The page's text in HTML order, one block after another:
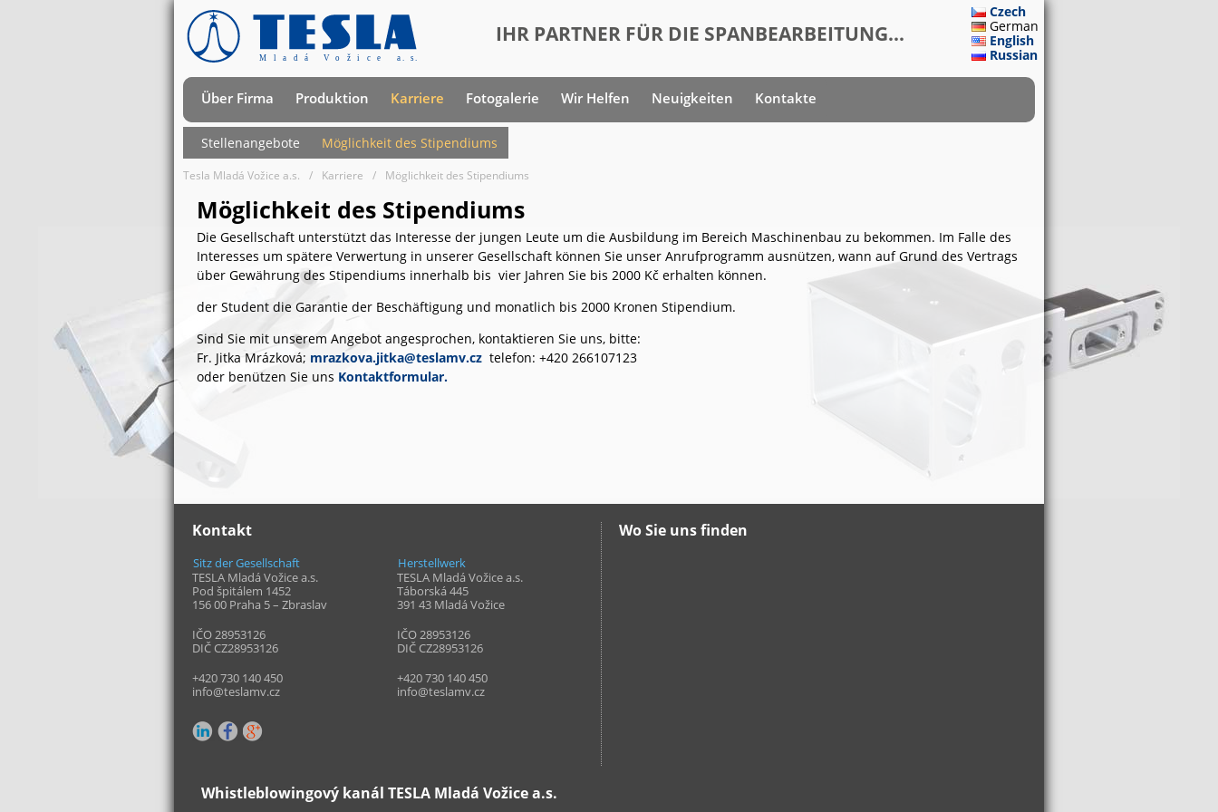
Czech
German
English
Russian
IHR PARTNER FÜR DIE SPANBEARBEITUNG...
Über Firma Produktion Karriere Fotogalerie Wir Helfen Neuigkeiten Kontakte
Stellenangebote Möglichkeit des Stipendiums
Tesla Mladá Vožice a.s. Karriere Möglichkeit des Stipendiums
Möglichkeit des Stipendiums
Die Gesellschaft unterstützt das Interesse der jungen Leute um die Ausbildung im Bereich Maschinenbau zu bekommen. Im Falle des
Interesses um spätere Verwertung in unserer Gesellschaft können Sie unser Anrufprogramm ausnützen, wann auf Grund des Vertrags
über Gewährung des Stipendiums innerhalb bis vier Jahren Sie bis 2000 Kč erhalten können.
der Student die Garantie der Beschäftigung und monatlich bis 2000 Kronen Stipendium.
Sind Sie mit unserem Angebot angesprochen, kontaktieren Sie uns, bitte:
Fr. Jitka Mrázková; mrazkova.jitka@teslamv.cz telefon: +420 266107123
oder benützen Sie uns Kontaktformular.
Kontakt
Sitz der Gesellschaft
Herstellwerk
TESLA Mladá Vožice a.s.
TESLA Mladá Vožice a.s.
Pod špitálem 1452
Táborská 445
156 00 Praha 5 – Zbraslav
391 43 Mladá Vožice
IČO 28953126
IČO 28953126
DIČ CZ28953126
DIČ CZ28953126
+420 730 140 450
+420 730 140 450
info@teslamv.cz
info@teslamv.cz
Whistleblowingový kanál TESLA Mladá Vožice a.s.
Wo Sie uns finden